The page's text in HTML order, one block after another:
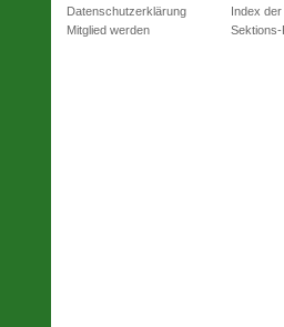
Datenschutzerklärung
Mitglied werden
Index
Sektions-